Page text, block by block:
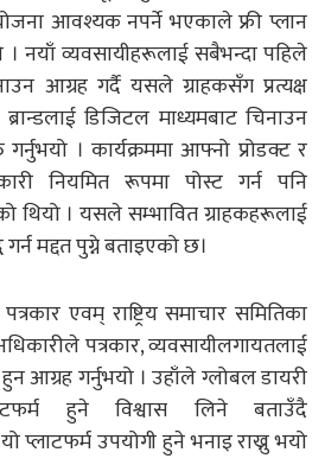
आवश्यक नपर्ने भएकाले फ्री प्लान
। नयाँ व्यवसायीहरूलाई सबैभन्दा पहिले
आग्रह गर्दै यसले ग्राहकसँग प्रत्यक्ष
डिजिटल माध्यमबाट चिनाउन
गर्नुभयो । कार्यक्रममा आफ्नो प्रोडक्ट र
नियमित रूपमा पोस्ट गर्न पनि
थियो । यसले सम्भावित ग्राहकहरूलाई
मद्दत पुग्ने बताइएको छ।
एवम् राष्ट्रिय समाचार समितिका
पत्रकार, व्यवसायीलगायतलाई
आग्रह गर्नुभयो । उहाँले ग्लोबल डायरी
हुने विश्वास लिने बताउँदै
प्लाटफर्म उपयोगी हुने भनाइ राख्नु भयो